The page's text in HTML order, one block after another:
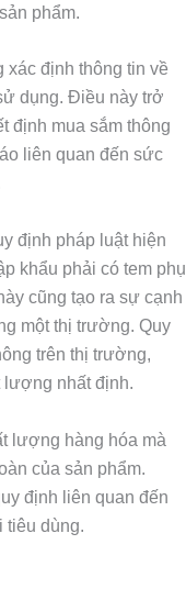
phẩm.
định thông tin về
dụng. Điều này trở
định mua sắm thông
liên quan đến sức
định pháp luật hiện
khẩu phải có tem phụ
cũng tạo ra sự cạnh
một thị trường. Quy
trên thị trường,
lượng nhất định.
lượng hàng hóa mà
của sản phẩm.
định liên quan đến
tiêu dùng.